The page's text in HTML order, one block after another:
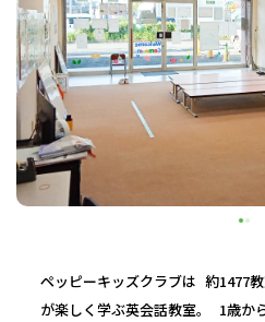
ペッピーキッズクラブは 約1477
が楽しく学ぶ英会話教室。 1歳か